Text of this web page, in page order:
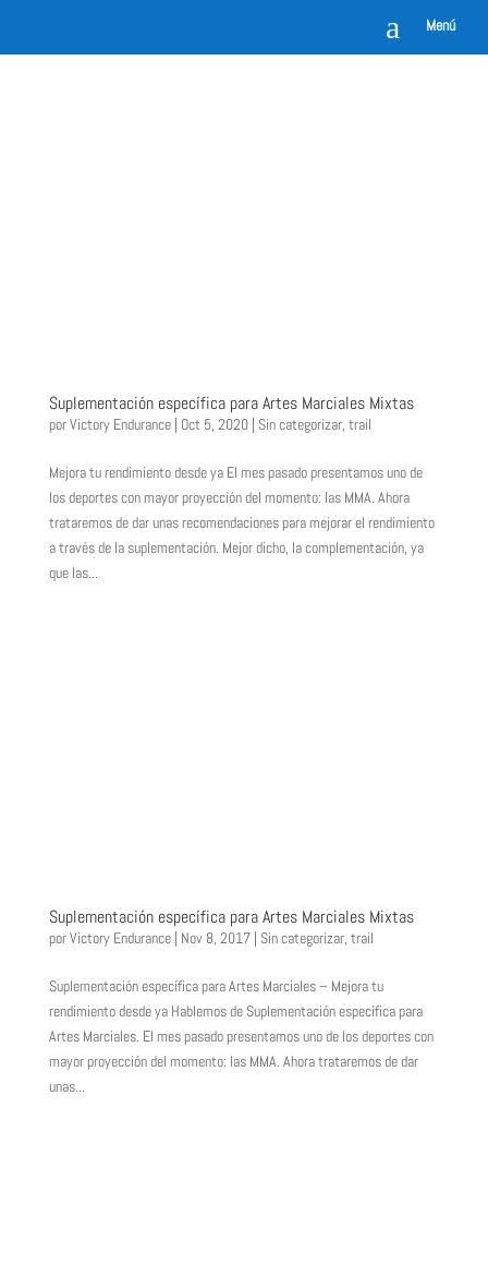
a Menú
Suplementación específica para Artes Marciales Mixtas
porVictory Endurance| Oct 5, 2020| Sin categorizar, trail
Mejora tu rendimiento desde ya El mes pasado presentamos uno de
los deportes con mayor proyección del momento: las MMA. Ahora
trataremos de dar unas recomendaciones para mejorar el rendimiento
a través de la suplementación. Mejor dicho, la complementación, ya
que las...
Suplementación específica para Artes Marciales Mixtas
porVictory Endurance| Nov 8, 2017| Sin categorizar, trail
Suplementación específica para Artes Marciales – Mejora tu
rendimiento desde ya Hablemos de Suplementación específica para
Artes Marciales. El mes pasado presentamos uno de los deportes con
mayor proyección del momento: las MMA. Ahora trataremos de dar
unas...